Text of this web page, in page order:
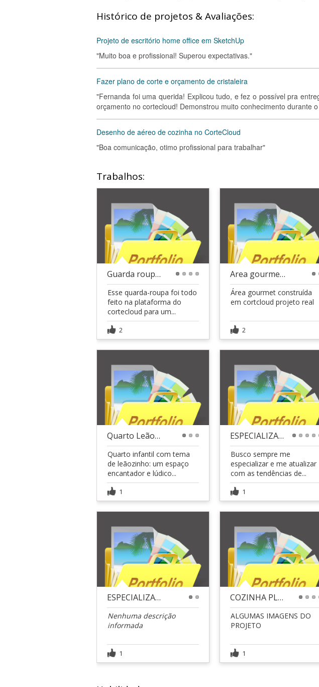
Histórico de projetos & Avaliações:
Projeto de escritório home office em SketchUp
"Muito boa e profissional! Superou expectativas."
Fazer plano de corte e orçamento de cristaleira
"Fernanda foi uma querida! Explicou tudo, e fez o possível pra
orçamento no cortecloud! Demonstrou muito conhecimento durante
Desenho de aéreo de cozinha no CorteCloud
"Boa comunicação, otimo profissional para trabalhar"
Trabalhos:
Guarda roupa planejado em Cortecloud
Esse quarda-roupa foi todo
feito na plataforma do
cortecloud para um...
2
Area gourmet Projeto em Cortcloud
Área gourmet construída
em cortcloud projeto real
2
Quarto Leãozinho
Quarto infantil com tema
de leãozinho: um espaço
encantador e lúdico...
1
ESPECIALIZAÇÕES E CURSOS
Busco sempre me
especializar e me atualizar
com as tendências de...
1
ESPECIALIZAÇÕES E CURSOS
Nenhuma descrição
informada
1
COZINHA PLANEJADA
ALGUMAS IMAGENS DO
PROJETO
1